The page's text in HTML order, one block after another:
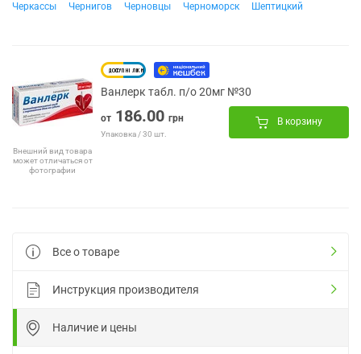
Черкассы
Чернигов Черновцы Черноморск Шептицкий
Внешний вид товара
может отличаться от
фотографии
Ванлерк табл. п/о 20мг №30
от 186.00 грн
Упаковка / 30 шт.
В корзину
Все о товаре
Инструкция производителя
Наличие и цены